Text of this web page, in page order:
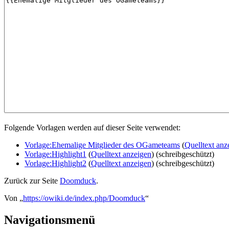
Folgende Vorlagen werden auf dieser Seite verwendet:
Vorlage:Ehemalige Mitglieder des OGameteams (Quelltext
Vorlage:Highlight1 (Quelltext anzeigen) (schreibgeschützt)
Vorlage:Highlight2 (Quelltext anzeigen) (schreibgeschützt)
Zurück zur Seite Doomduck.
Von „https://owiki.de/index.php/Doomduck“
Navigationsmenü